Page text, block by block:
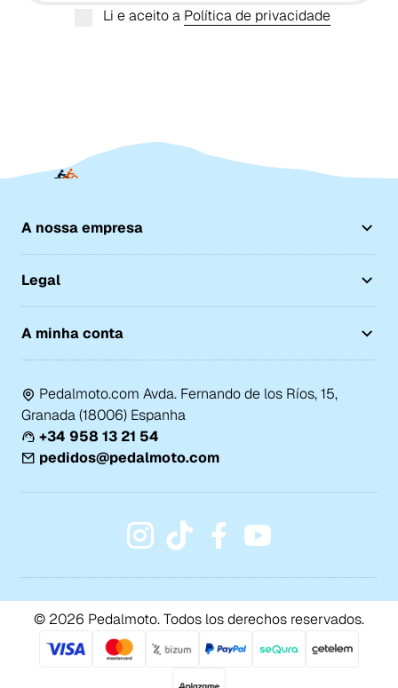
Li e aceito a Política de privacidade
A nossa empresa
Legal
A minha conta
Pedalmoto.com Avda. Fernando de los Ríos, 15,
Granada (18006) Espanha
+34 958 13 21 54
pedidos@pedalmoto.com
© 2026 Pedalmoto. Todos los derechos reservados.